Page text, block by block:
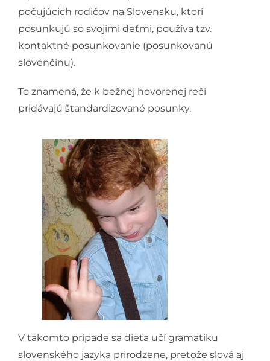
počujúcich rodičov na Slovensku, ktorí
posunkujú so svojimi deťmi, používa tzv.
kontaktné posunkovanie (posunkovanú
slovenčinu).
To znamená, že k bežnej hovorenej reči
pridávajú štandardizované posunky.
V takomto prípade sa dieťa učí gramatiku
slovenského jazyka prirodzene, pretože slová aj